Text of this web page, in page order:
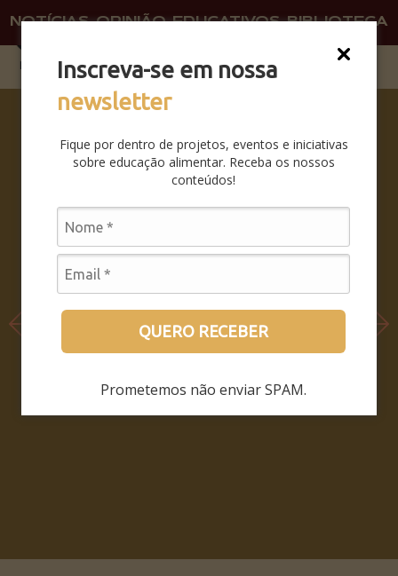
Inscreva-se em nossa
newsletter
Fique por dentro de projetos, eventos e iniciativas
sobre educação alimentar. Receba os nossos
conteúdos!
QUERO RECEBER
Prometemos não enviar SPAM.
NOTÍCIAS OPINIÃO EDUCATIVOS BIBLIOTECA
SABERES
DA BOCA
PRA
SAIBA
COMO
FOI O
SEMINÁRI
LEIA MAIS